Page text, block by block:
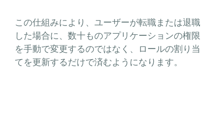
この仕組みにより、ユーザーが転職または退職
した場合に、数十ものアプリケーションの権限
を手動で変更するのではなく、ロールの割り当
てを更新するだけで済むようになります。